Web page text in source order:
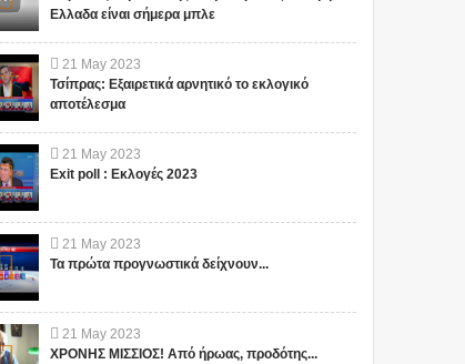
Ελλαδα είναι σήμερα μπλε
21 May 2023
Τσίπρας: Εξαιρετικά αρνητικό το εκλογικό
αποτέλεσμα
21 May 2023
Exit poll : Εκλογές 2023
21 May 2023
Τα πρώτα προγνωστικά δείχνουν...
21 May 2023
ΧΡΟΝΗΣ ΜΙΣΣΙΟΣ! Από ήρωας, προδότης...